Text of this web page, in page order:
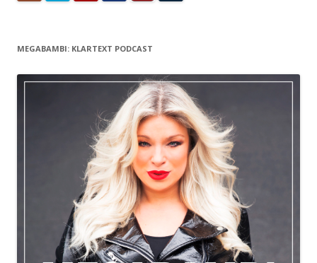
MEGABAMBI: KLARTEXT PODCAST